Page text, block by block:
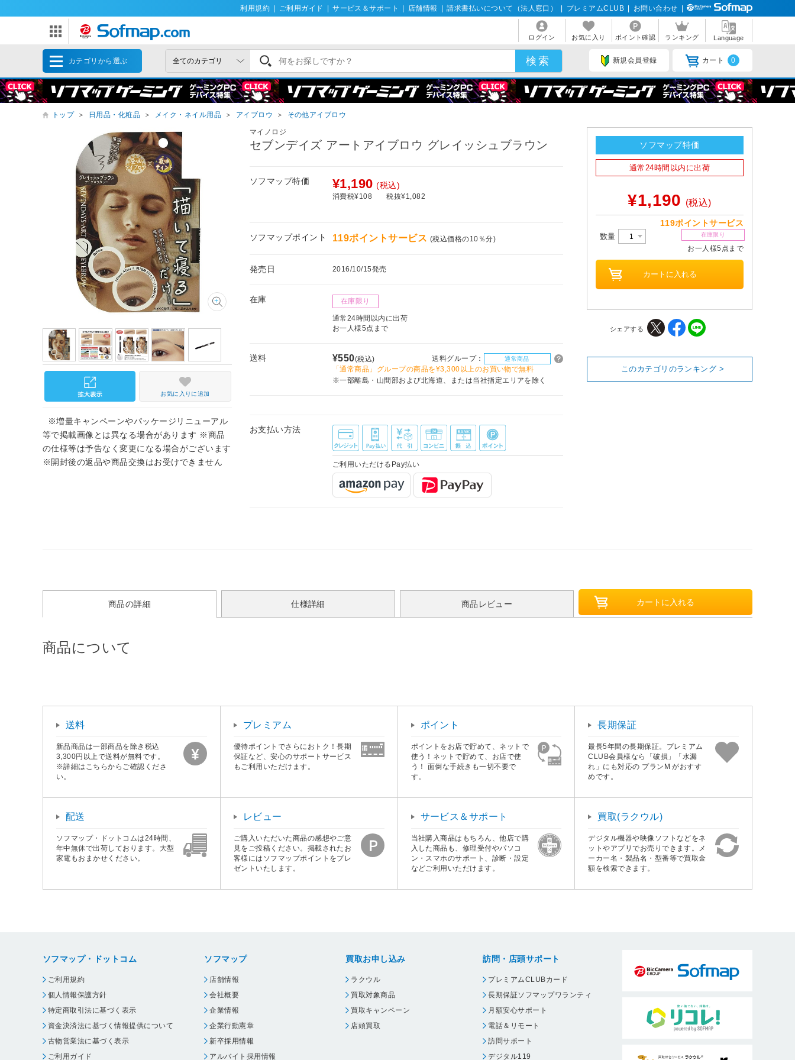
利用規約 ご利用ガイド サービス＆サポート 店舗情報 請求書払いについて（法人窓口） プレミアムCLUB お問い合わせ
ログイン お気に入り ポイント確認 ランキング Language
カテゴリから選ぶ 新規会員登録 カート 0
トップ ＞ 日用品・化粧品 ＞ メイク・ネイル用品 ＞ アイブロウ ＞ その他アイブロウ
マイノロジ
セブンデイズ アートアイブロウ グレイッシュブラウン
ソフマップ特価 ¥1,190 (税込)
消費税¥108 税抜¥1,082
ソフマップポイント 119ポイントサービス (税込価格の10％分)
発売日 2016/10/15発売
在庫 在庫限り
通常24時間以内に出荷
お一人様5点まで
送料 ¥550(税込) 送料グループ： 通常商品
「通常商品」グループの商品を¥3,300以上のお買い物で無料
※一部離島・山間部および北海道、または当社指定エリアを除く
お支払い方法
ご利用いただけるPay払い
お気に入りに追加
※増量キャンペーンやパッケージリニューアル
等で掲載画像とは異なる場合があります ※商品
の仕様等は予告なく変更になる場合がございます
※開封後の返品や商品交換はお受けできません
ソフマップ特価
通常24時間以内に出荷
¥1,190 (税込)
119ポイントサービス
数量 在庫限り
お一人様5点まで
シェアする
このカテゴリのランキング >
商品の詳細 仕様詳細 商品レビュー
商品について
送料
新品商品は一部商品を除き税込
3,300円以上で送料が無料です。
※詳細はこちらからご確認くださ
い。
プレミアム
優待ポイントでさらにおトク！長期
保証など、安心のサポートサービス
もご利用いただけます。
ポイント
ポイントをお店で貯めて、ネットで
使う！ネットで貯めて、お店で使
う！ 面倒な手続きも一切不要で
す。
長期保証
最長5年間の長期保証。プレミアム
CLUB会員様なら「破損」「水漏
れ」にも対応の プランM がおすす
めです。
配送
ソフマップ・ドットコムは24時間、
年中無休で出荷しております。大型
家電もおまかせください。
レビュー
ご購入いただいた商品の感想やご意
見をご投稿ください。掲載されたお
客様にはソフマップポイントをプレ
ゼントいたします。
サービス＆サポート
当社購入商品はもちろん、他店で購
入した商品も、修理受付やパソコ
ン・スマホのサポート、診断・設定
などご利用いただけます。
買取(ラクウル)
デジタル機器や映像ソフトなどをネ
ットやアプリでお売りできます。メ
ーカー名・製品名・型番等で買取金
額を検索できます。
ソフマップ・ドットコム
ご利用規約
個人情報保護方針
特定商取引法に基づく表示
資金決済法に基づく情報提供について
古物営業法に基づく表示
ご利用ガイド
ソフマップ
店舗情報
会社概要
企業情報
企業行動憲章
新卒採用情報
アルバイト採用情報
買取お申し込み
ラクウル
買取対象商品
買取キャンペーン
店頭買取
訪問・店頭サポート
プレミアムCLUBカード
長期保証ソフマップワランティ
月額安心サポート
電話＆リモート
訪問サポート
デジタル119